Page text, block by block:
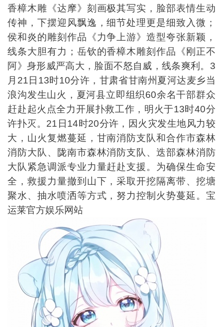
香樟木雕《达摩》刻画极其写实，脸部表情生动
传神，下摆迎风飘逸，细节处理更是细致入微；
侯和炎的雕刻作品《力争上游》造型夸张新颖，
线条大胆有力；岳钦的香樟木雕刻作品《刚正不
阿》身形威严高大，脸面不怒自威，线条爽利。3
月21日13时10分许，甘肃省甘南州夏河达麦乡当
浪沟发生山火，夏河县立即组织60余名干部群众
赶赴起火点全力开展扑救工作，明火于13时40分
许扑灭。21日14时20分许，因火灾发生地风力较
大，山火复燃蔓延，甘南消防支队和合作市森林
消防大队、陇南市森林消防支队、迭部森林消防
大队紧急调派专业力量赶赴支援。为确保生命安
全，救援力量撤到山下，采取开挖隔离带、挖塘
聚水、抽水喷洒等方式，努力控制火势蔓延。宝
运莱官方娱乐网站